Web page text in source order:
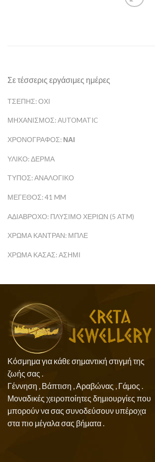
Σε τέσσερις εργάσιμες ημέρες
ΤΣΈΠΗΣ: ΌΧΙ
ΜΗΧΑΝΙΣΜΌΣ: AUTOMATIC
ΧΡΟΝΟΓΡΆΦΟΣ: ΝΑΙ
ΥΛΙΚΌ: ΔΈΡΜΑ
ΤΎΠΟΣ: ΑΝΑΛΟΓΙΚΌ
ΜΈΓΕΘΟΣ: 41 MM
ΑΔΙΆΒΡΟΧΟ: ΠΛΎΣΙΜΟ ΧΕΡΙΏΝ (5 ATM)
ΧΡΏΜΑ ΚΑΝΤΡΆΝ: ΜΠΛΕ
ΧΡΏΜΑ ΚΆΣΑΣ: ΑΣΗΜΊ
Κόσμημα για κάθε σημαντική στιγμή της
ζωής σας .
Γέννηση , Βάπτιση , Αραβώνας , Γάμος .
Μοναδικές χειροποίητες δημιουργίες που
μπορούν να σας συνοδεύσουν υπέροχα
στα πιο μέγαλα σας βήματα .